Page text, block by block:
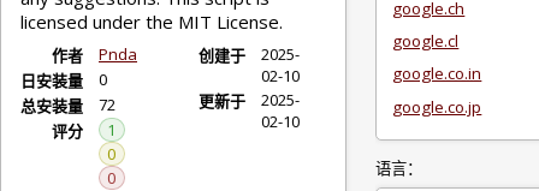
licensed under the MIT License.
作者
Pnda
日安装量
0
总安装量
72
评分
1
0
0
创建于
2025-
02-10
更新于
2025-
02-10
google.ch
google.cl
google.co.in
google.co.jp
语言：